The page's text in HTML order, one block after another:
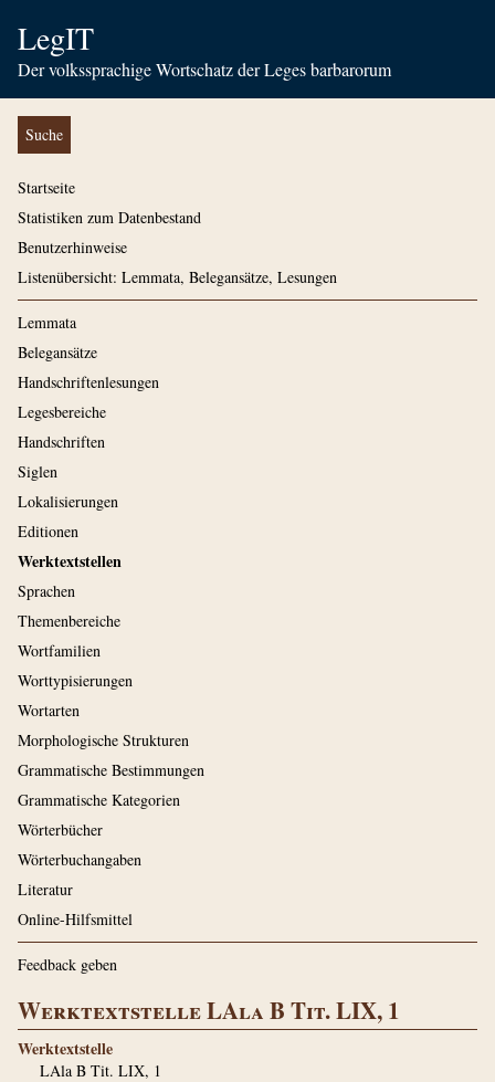
LegIT
Der volkssprachige Wortschatz der Leges barbarorum
Suche
Startseite
Statistiken zum Datenbestand
Benutzerhinweise
Listenübersicht: Lemmata, Belegansätze, Lesungen
Lemmata
Belegansätze
Handschriftenlesungen
Legesbereiche
Handschriften
Siglen
Lokalisierungen
Editionen
Werktextstellen
Sprachen
Themenbereiche
Wortfamilien
Worttypisierungen
Wortarten
Morphologische Strukturen
Grammatische Bestimmungen
Grammatische Kategorien
Wörterbücher
Wörterbuchangaben
Literatur
Online-Hilfsmittel
Feedback geben
Werktextstelle LAla B Tit. LIX, 1
Werktextstelle
LAla B Tit. LIX, 1